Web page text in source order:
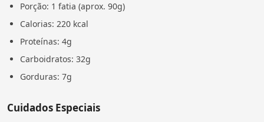
Porção: 1 fatia (aprox. 90g)
Calorias: 220 kcal
Proteínas: 4g
Carboidratos: 32g
Gorduras: 7g
Cuidados Especiais